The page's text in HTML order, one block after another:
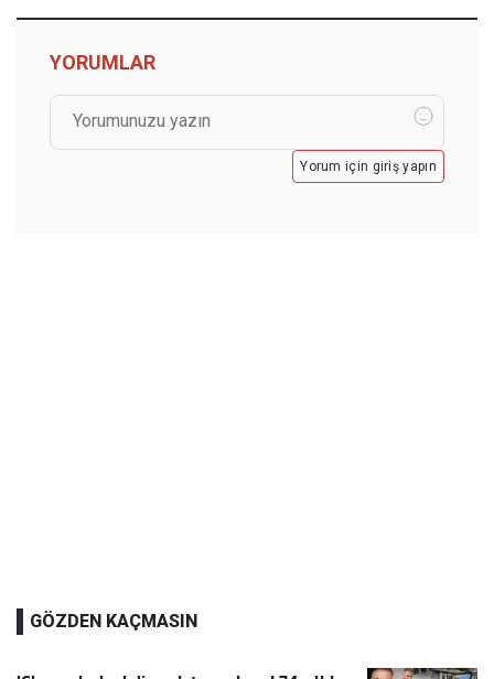
YORUMLAR
Yorum için giriş yapın
GÖZDEN KAÇMASIN